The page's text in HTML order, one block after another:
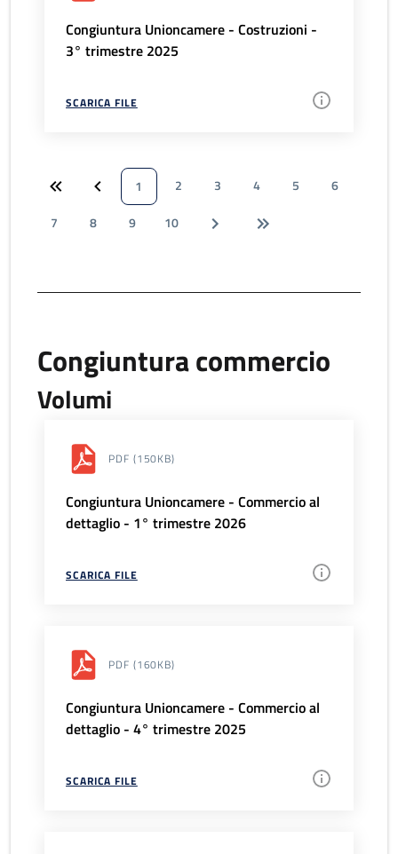
Congiuntura Unioncamere - Costruzioni -
3° trimestre 2025
SCARICA FILE
1 2 3 4 5
6
7
8 9 10
Congiuntura commercio
Volumi
PDF (150KB)
Congiuntura Unioncamere - Commercio al
dettaglio - 1° trimestre 2026
SCARICA FILE
PDF (160KB)
Congiuntura Unioncamere - Commercio al
dettaglio - 4° trimestre 2025
SCARICA FILE